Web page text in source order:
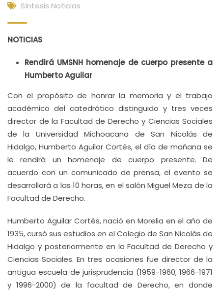
Síntesis Noticias
NOTICIAS
Rendirá UMSNH homenaje de cuerpo presente a
Humberto Aguilar
Con el propósito de honrar la memoria y el trabajo
académico del catedrático distinguido y tres veces
director de la Facultad de Derecho y Ciencias Sociales
de la Universidad Michoacana de San Nicolás de
Hidalgo, Humberto Aguilar Cortés, el día de mañana se
le rendirá un homenaje de cuerpo presente. De
acuerdo con un comunicado de prensa, el evento se
desarrollará a las 10 horas, en el salón Miguel Meza de la
Facultad de Derecho.
Humberto Aguilar Cortés, nació en Morelia en el año de
1935, cursó sus estudios en el Colegio de San Nicolás de
Hidalgo y posteriormente en la Facultad de Derecho y
Ciencias Sociales. En tres ocasiones fue director de la
antigua escuela de jurisprudencia (1959-1960, 1966-1971
y 1996-2000) de la facultad de Derecho, en donde